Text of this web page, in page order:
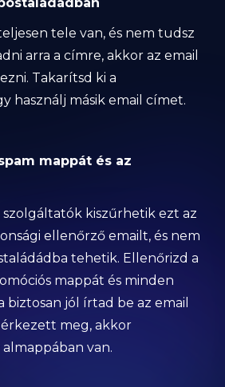
tele van, és nem tudsz
arra a címre, akkor az email
Takarítsd ki a
használj másik email címet.
mappát és az
kiszűrhetik ezt az
ellenőrző emailt, és nem
tehetik. Ellenőrizd a
mappát és minden
biztosan jól írtad be az email
meg, akkor
van.